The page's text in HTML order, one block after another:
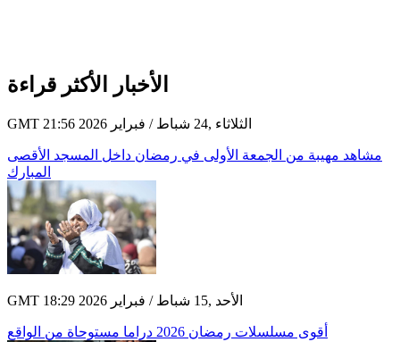
الأخبار الأكثر قراءة
GMT 21:56 2026 الثلاثاء ,24 شباط / فبراير
مشاهد مهيبة من الجمعة الأولى في رمضان داخل المسجد الأقصى
المبارك
GMT 18:29 2026 الأحد ,15 شباط / فبراير
أقوى مسلسلات رمضان 2026 دراما مستوحاة من الواقع